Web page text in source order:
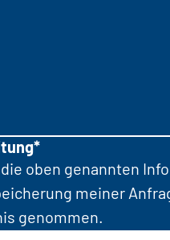
oben genannten
meiner
genommen.